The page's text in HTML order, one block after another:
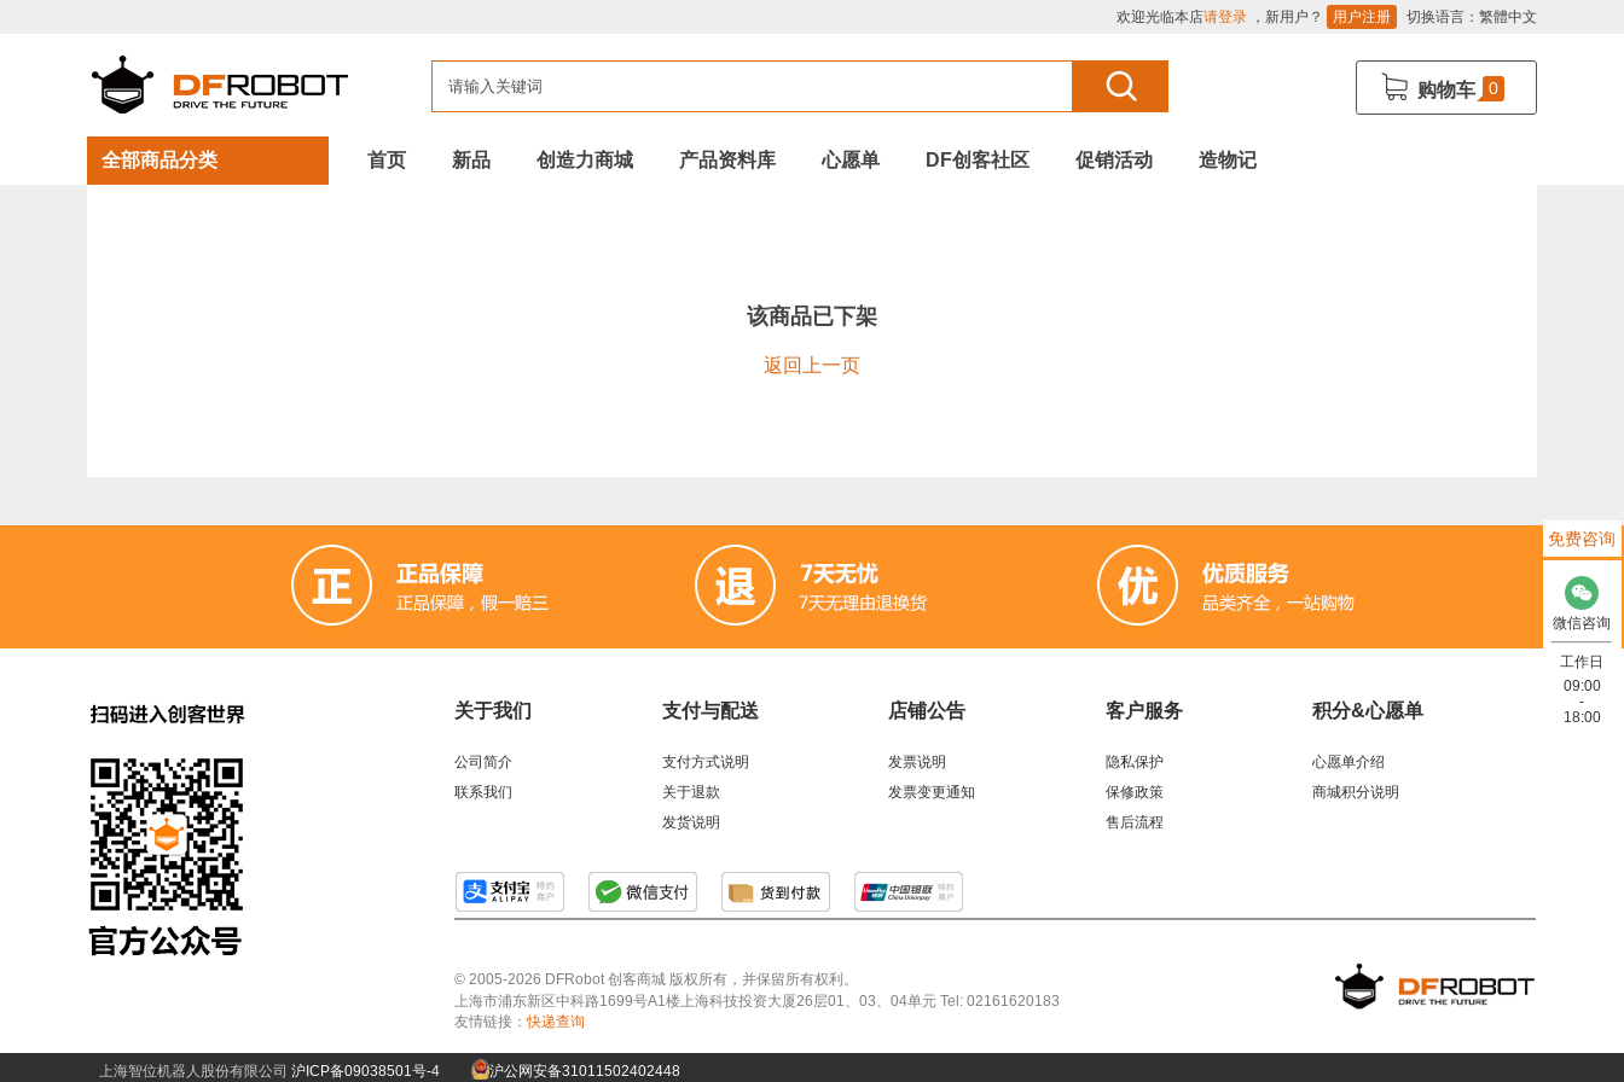
欢迎光临本店请登录 ，新用户？ 用户注册 切换语言： 繁體中文
购物车 0
全部商品分类 首页 新品 创造力商城 产品资料库 心愿单 DF创客社区 促销活动 造物记
该商品已下架
返回上一页
关于我们
公司简介
联系我们
支付与配送
支付方式说明
关于退款
发货说明
店铺公告
发票说明
发票变更通知
客户服务
隐私保护
保修政策
售后流程
积分&心愿单
心愿单介绍
商城积分说明
© 2005-2026 DFRobot 创客商城 版权所有，并保留所有权利。
上海市浦东新区中科路1699号A1楼上海科技投资大厦26层01、03、04单元 Tel: 02161620183
友情链接：快递查询
免费咨询
微信咨询
工作日
09:00
-
18:00
上海智位机器人股份有限公司 沪ICP备09038501号-4 沪公网安备31011502402448